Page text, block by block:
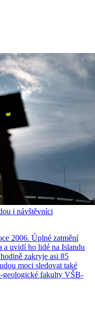
i návštěvníci
2006. Úplné zatmění
a uvidí ho lidé na Islandu
zakryje asi 85
moci sledovat také
geologické fakulty VŠB-